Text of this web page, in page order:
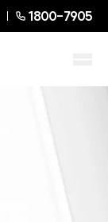
1800-7905